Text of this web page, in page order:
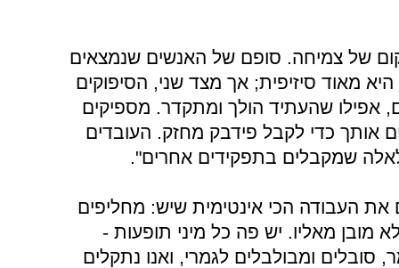
של צמיחה. סופם של האנשים שנמצאים
מאוד סיזיפית; אך מצד שני, הסיפוקים
אפילו שהעתיד הולך ומתקדר. מספיקים
אותך כדי לקבל פידבק מחזק. העובדים
שמקבלים בתפקידים אחרים".
את העבודה הכי אינטימית שיש: מחליפים
מובן מאליו. יש פה כל מיני תופעות -
סובלים ומבולבלים לגמרי, ואנו נתקלים